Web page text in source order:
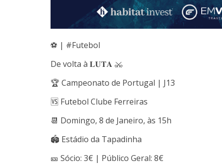
⚽ | #Futebol
De volta à 𝐋𝐔𝐓𝐀 ⚔⁣
🏆 Campeonato de Portugal | J13
🆚 Futebol Clube Ferreiras
📆 Domingo, 8 de Janeiro, às 15h
🏟 Estádio da Tapadinha
🎫 Sócio: 3€ | Público Geral: 8€